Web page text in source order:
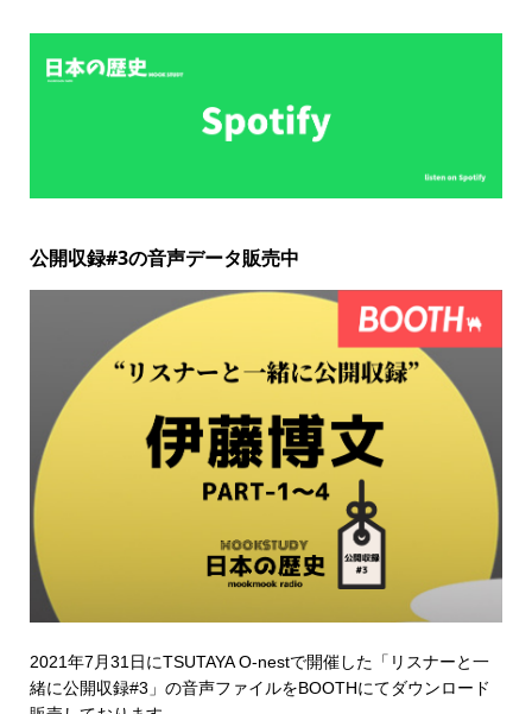
公開収録#3の音声データ販売中
2021年7月31日にTSUTAYA O-nestで開催した「リスナーと一
緒に公開収録#3」の音声ファイルをBOOTHにてダウンロード